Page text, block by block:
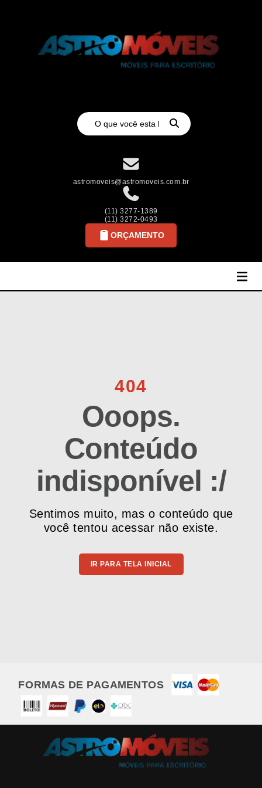
astromoveis@astromoveis.com.br
(11) 3277-1389
(11) 3272-0493
ORÇAMENTO
404
Ooops.
Conteúdo
indisponível :/
Sentimos muito, mas o conteúdo que
você tentou acessar não existe.
IR PARA TELA INICIAL
FORMAS DE PAGAMENTOS